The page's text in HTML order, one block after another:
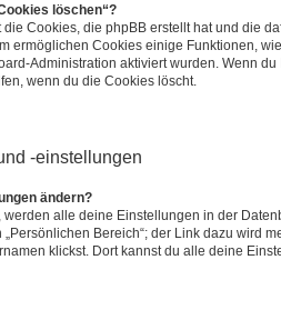
löschen“?
die Cookies, die phpBB erstellt hat und die
ermöglichen Cookies einige Funktionen,
Administration aktiviert wurden. Wenn
wenn du die Cookies löscht.
-einstellungen
ändern?
werden alle deine Einstellungen in der
Bereich“; der Link dazu wird
klickst. Dort kannst du alle deine